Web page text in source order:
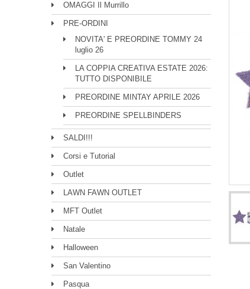
OMAGGI Il Murrillo
PRE-ORDINI
NOVITA' E PREORDINE TOMMY 24
luglio 26
LA COPPIA CREATIVA ESTATE 2026:
TUTTO DISPONIBILE
PREORDINE MINTAY APRILE 2026
PREORDINE SPELLBINDERS
SALDI!!!
Corsi e Tutorial
Outlet
LAWN FAWN OUTLET
MFT Outlet
Natale
Halloween
San Valentino
Pasqua